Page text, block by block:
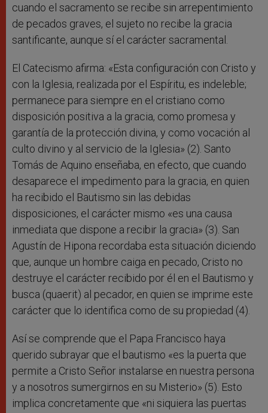
cuando el sacramento se recibe sin arrepentimiento
de pecados graves, el sujeto no recibe la gracia
santificante, aunque sí el carácter sacramental.
El Catecismo afirma: «Esta configuración con Cristo y
con la Iglesia, realizada por el Espíritu, es indeleble;
permanece para siempre en el cristiano como
disposición positiva a la gracia, como promesa y
garantía de la protección divina, y como vocación al
culto divino y al servicio de la Iglesia» (2). Santo
Tomás de Aquino enseñaba, en efecto, que cuando
desaparece el impedimento para la gracia, en quien
ha recibido el Bautismo sin las debidas
disposiciones, el carácter mismo «es una causa
inmediata que dispone a recibir la gracia» (3). San
Agustín de Hipona recordaba esta situación diciendo
que, aunque un hombre caiga en pecado, Cristo no
destruye el carácter recibido por él en el Bautismo y
busca (quaerit) al pecador, en quien se imprime este
carácter que lo identifica como de su propiedad (4).
Así se comprende que el Papa Francisco haya
querido subrayar que el bautismo «es la puerta que
permite a Cristo Señor instalarse en nuestra persona
y a nosotros sumergirnos en su Misterio» (5). Esto
implica concretamente que «ni siquiera las puertas